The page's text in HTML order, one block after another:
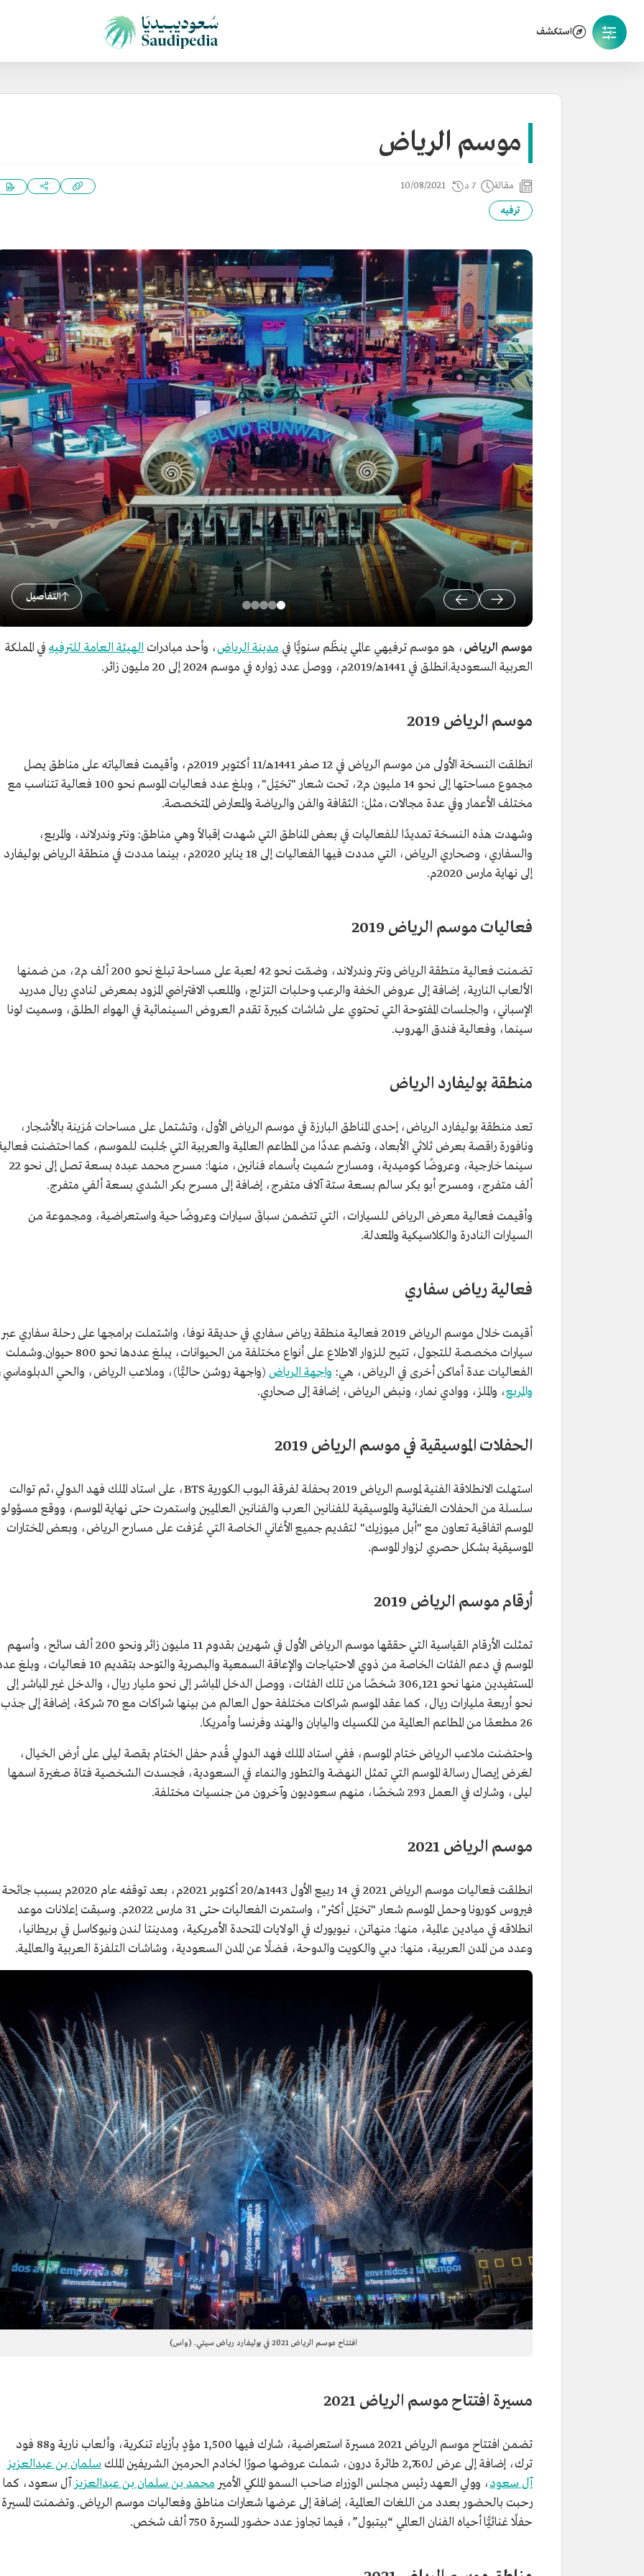
استكشف
موسم الرياض
مقالة 7 د 10/08/2021
ترفيه
التفاصيل
موسم الرياض، هو موسم ترفيهي عالمي ينظّم سنويًّا في مدينة الرياض، وأحد مبادرات الهيئة العامة للترفيه في المملكة
العربية السعودية.انطلق في 1441هـ/2019م، ووصل عدد زواره في موسم 2024 إلى 20 مليون زائر.
موسم الرياض 2019
انطلقت النسخة الأولى من موسم الرياض في 12 صفر 1441هـ/11 أكتوبر 2019م، وأقيمت فعالياته على مناطق يصل
مجموع مساحتها إلى نحو 14 مليون م2، تحت شعار "تخيّل"، وبلغ عدد فعاليات الموسم نحو 100 فعالية تتناسب مع
مختلف الأعمار وفي عدة مجالات،مثل: الثقافة والفن والرياضة والمعارض المتخصصة.
وشهدت هذه النسخة تمديدًا للفعاليات في بعض المناطق التي شهدت إقبالاً وهي مناطق: ونتر وندرلاند، والمربع،
والسفاري، وصحاري الرياض، التي مددت فيها الفعاليات إلى 18 يناير 2020م، بينما مددت في منطقة الرياض بوليفارد
إلى نهاية مارس 2020م.
فعاليات موسم الرياض 2019
تضمنت فعالية منطقة الرياض ونتر وندرلاند، وضمّت نحو 42 لعبة على مساحة تبلغ نحو 200 ألف م2، من ضمنها
الألعاب النارية، إضافة إلى عروض الخفة والرعب وحلبات التزلج، والملعب الافتراضي المزود بمعرض لنادي ريال مدريد
الإسباني، والجلسات المفتوحة التي تحتوي على شاشات كبيرة تقدم العروض السينمائية في الهواء الطلق، وسميت لونا
سينما، وفعالية فندق الهروب.
منطقة بوليفارد الرياض
تعد منطقة بوليفارد الرياض، إحدى المناطق البارزة في موسم الرياض الأول، وتشتمل على مساحات مُزينة بالأشجار،
ونافورة راقصة بعرض ثلاثي الأبعاد، وتضم عددًا من المطاعم العالمية والعربية التي جُلبت للموسم، كما احتضنت
سينما خارجية، وعروضًا كوميدية، ومسارح سُميت بأسماء فنانين، منها: مسرح محمد عبده بسعة تصل إلى نحو 22
ألف متفرج، ومسرح أبو بكر سالم بسعة ستة آلاف متفرج، إضافة إلى مسرح بكر الشدي بسعة ألفي متفرج.
وأقيمت فعالية معرض الرياض للسيارات، التي تتضمن سباقَ سيارات وعروضًا حية واستعراضية، ومجموعة من
السيارات النادرة والكلاسيكية والمعدلة.
فعالية رياض سفاري
أقيمت خلال موسم الرياض 2019 فعالية منطقة رياض سفاري في حديقة نوفا، واشتملت برامجها على رحلة سفاري عبر
سيارات مخصصة للتجول، تتيح للزوار الاطلاع على أنواع مختلفة من الحيوانات، يبلغ عددها نحو 800 حيوان.وشملت
الفعاليات عدة أماكن أخرى في الرياض، هي: واجهة الرياض (واجهة روشن حاليًّا)، وملاعب الرياض، والحي
والمربع، والملز، ووادي نمار، ونبض الرياض، إضافة إلى صحاري.
الحفلات الموسيقية في موسم الرياض 2019
استهلت الانطلاقة الفنية لموسم الرياض 2019 بحفلة لفرقة البوب الكورية BTS، على استاد الملك فهد الدولي،ثم توالت
سلسلة من الحفلات الغنائية والموسيقية للفنانين العرب والفنانين العالميين واستمرت حتى نهاية الموسم، ووقع مسؤولو
الموسم اتفاقية تعاون مع "أبل ميوزيك" لتقديم جميع الأغاني الخاصة التي عُزفت على مسارح الرياض، وبعض المختارات
الموسيقية بشكل حصري لزوار الموسم.
أرقام موسم الرياض 2019
تمثلت الأرقام القياسية التي حققها موسم الرياض الأول في شهرين بقدوم 11 مليون زائر ونحو 200 ألف سائح، وأسهم
الموسم في دعم الفئات الخاصة من ذوي الاحتياجات والإعاقة السمعية والبصرية والتوحد بتقديم 10 فعاليات،
المستفيدين منها نحو 306,121 شخصًا من تلك الفئات، ووصل الدخل المباشر إلى نحو مليار ريال، والدخل غير المباشر إلى
نحو أربعة مليارات ريال، كما عقد الموسم شراكات مختلفة حول العالم من بينها شراكات مع 70 شركة، إضافة إلى جذب
26 مطعمًا من المطاعم العالمية من المكسيك واليابان والهند وفرنسا وأمريكا.
واحتضنت ملاعب الرياض ختام الموسم، ففي استاد الملك فهد الدولي قُدم حفل الختام بقصة ليلى على أرض الخيال،
لغرض إيصال رسالة الموسم التي تمثل النهضة والتطور والنماء في السعودية، فجسدت الشخصية فتاة صغيرة اسمها
ليلى، وشارك في العمل 293 شخصًا، منهم سعوديون وآخرون من جنسيات مختلفة.
موسم الرياض 2021
انطلقت فعاليات موسم الرياض 2021 في 14 ربيع الأول 1443هـ/20 أكتوبر 2021م، بعد توقفه عام 2020م بسبب جائحة
فيروس كورونا وحمل الموسم شعار "تخيّل أكثر"، واستمرت الفعاليات حتى 31 مارس 2022م. وسبقت إعلانات موعد
انطلاقه في ميادين عالمية، منها: منهاتن، نيويورك في الولايات المتحدة الأمريكية، ومدينتا لندن ونيوكاسل في بريطانيا،
وعدد من المدن العربية، منها: دبي والكويت والدوحة، فضلًا عن المدن السعودية، وشاشات التلفزة العربية والعالمية.
افتتاح موسم الرياض 2021 في بوليفارد رياض سيتي. (واس)
مسيرة افتتاح موسم الرياض 2021
تضمن افتتاح موسم الرياض 2021 مسيرة استعراضية، شارك فيها 1,500 مؤدٍ بأزياء تنكرية، وألعاب نارية و88 فود
ترك، إضافة إلى عرض لـ2,760 طائرة درون، شملت عروضها صورًا لخادم الحرمين الشريفين الملك
سلمان بن عبدالعزيز
آل سعود، وولي العهد رئيس مجلس الوزراء صاحب السمو الملكي الأمير محمد بن سلمان بن عبدالعزيز آل سعود، كما
رحبت بالحضور بعدد من اللغات العالمية، إضافة إلى عرضها شعارات مناطق وفعاليات موسم الرياض. وتضمنت المسيرة
حفلًا غنائيًّا أحياه الفنان العالمي “بيتبول”، فيما تجاوز عدد حضور المسيرة 750 ألف شخص.